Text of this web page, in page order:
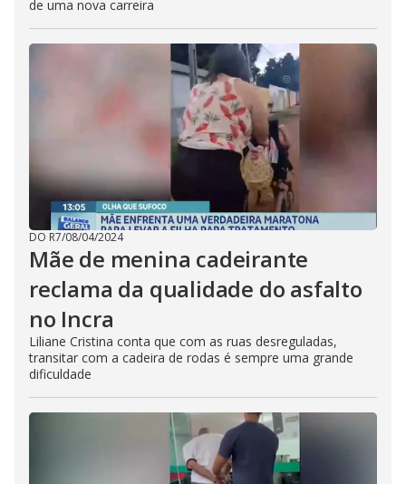
de uma nova carreira
DO R7/08/04/2024
Mãe de menina cadeirante
reclama da qualidade do asfalto
no Incra
Liliane Cristina conta que com as ruas desreguladas,
transitar com a cadeira de rodas é sempre uma grande
dificuldade